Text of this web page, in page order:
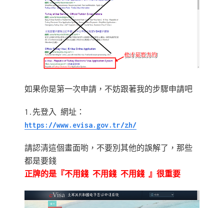
如果你是第一次申請，不妨跟著我的步驟申請吧
1.先登入 網址：
https://www.evisa.gov.tr/zh/
請認清這個畫面喲，不要別其他的誤解了，那些
都是要錢
正牌的是『不用錢 不用錢 不用錢 』很重要